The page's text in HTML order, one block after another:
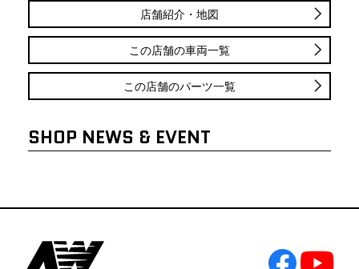
店舗紹介・地図
この店舗の車両一覧
この店舗のパーツ一覧
SHOP NEWS & EVENT